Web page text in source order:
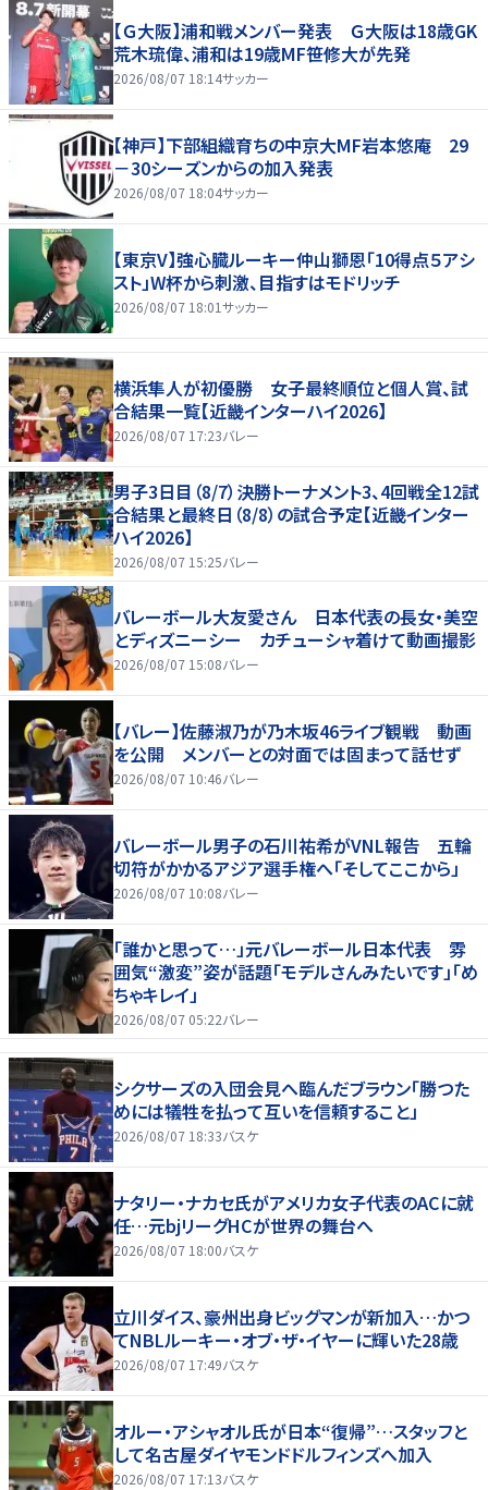
【Ｇ大阪】浦和戦メンバー発表 Ｇ大阪は18歳GK
荒木琉偉、浦和は19歳MF笹修大が先発
2026/08/07 18:14サッカー
【神戸】下部組織育ちの中京大MF岩本悠庵 29
－30シーズンからの加入発表
2026/08/07 18:04サッカー
【東京V】強心臓ルーキー仲山獅恩「10得点５アシ
スト」W杯から刺激、目指すはモドリッチ
2026/08/07 18:01サッカー
横浜隼人が初優勝 女子最終順位と個人賞、試
合結果一覧【近畿インターハイ2026】
2026/08/07 17:23バレー
男子3日目（8/7）決勝トーナメント3、4回戦全12試
合結果と最終日（8/8）の試合予定【近畿インター
ハイ2026】
2026/08/07 15:25バレー
バレーボール大友愛さん 日本代表の長女・美空
とディズニーシー カチューシャ着けて動画撮影
2026/08/07 15:08バレー
【バレー】佐藤淑乃が乃木坂46ライブ観戦 動画
を公開 メンバーとの対面では固まって話せず
2026/08/07 10:46バレー
バレーボール男子の石川祐希がVNL報告 五輪
切符がかかるアジア選手権へ「そしてここから」
2026/08/07 10:08バレー
「誰かと思って…」元バレーボール日本代表 雰
囲気“激変”姿が話題「モデルさんみたいです」「め
ちゃキレイ」
2026/08/07 05:22バレー
シクサーズの入団会見へ臨んだブラウン「勝つた
めには犠牲を払って互いを信頼すること」
2026/08/07 18:33バスケ
ナタリー・ナカセ氏がアメリカ女子代表のACに就
任…元bjリーグHCが世界の舞台へ
2026/08/07 18:00バスケ
立川ダイス、豪州出身ビッグマンが新加入…かつ
てNBLルーキー・オブ・ザ・イヤーに輝いた28歳
2026/08/07 17:49バスケ
オルー・アシャオル氏が日本“復帰”…スタッフと
して名古屋ダイヤモンドドルフィンズへ加入
2026/08/07 17:13バスケ